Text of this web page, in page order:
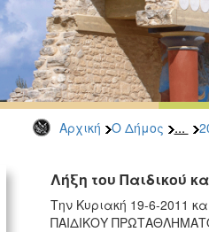
Αρχική Ο Δήμος ...
Λήξη του Παιδικού
Την Κυριακή 19-6-2011
ΠΑΙΔΙΚΟΥ